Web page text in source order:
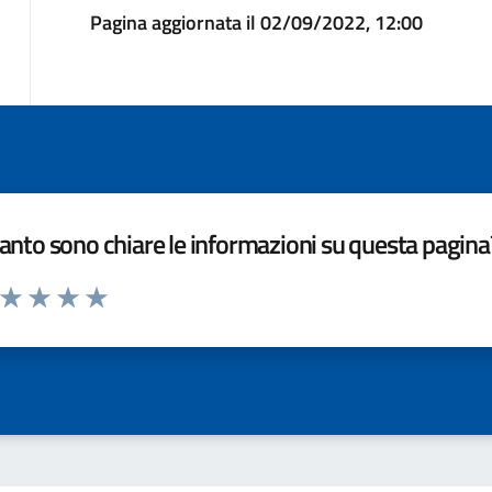
Pagina aggiornata il 02/09/2022, 12:00
sono chiare le informazioni su questa
da 1 a 5 stelle la pagina